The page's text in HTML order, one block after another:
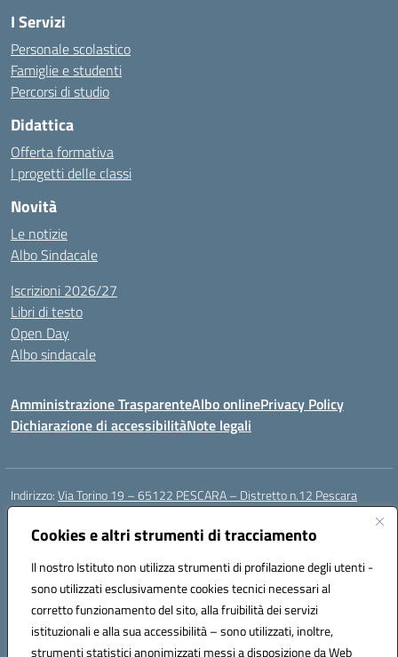
Cookies e altri strumenti di tracciamento
Il nostro Istituto non utilizza strumenti di profilazione degli utenti -
sono utilizzati esclusivamente cookies tecnici necessari al
corretto funzionamento del sito, alla fruibilità dei servizi
istituzionali e alla sua accessibilità – sono utilizzati, inoltre,
strumenti statistici anonimizzati messi a disposizione da Web
I Servizi
Personale scolastico
Famiglie e studenti
Percorsi di studio
Didattica
Offerta formativa
I progetti delle classi
Novità
Le notizie
Albo Sindacale
Iscrizioni 2026/27
Libri di testo
Open Day
Albo sindacale
Amministrazione TrasparenteAlbo onlinePrivacy Policy
Dichiarazione di accessibilitàNote legali
Indirizzo:Via Torino 19 – 65122 PESCARA – Distretto n.12 Pescara
Centralino:
Posta elettronica certificata (PEC):peic835007@pec.istruzione.it
Codice fiscale: 91117430685
Codice meccanografico:PEIC835007
Codice Indice delle Pubbliche Amministrazioni (IPA): istsc_peic835007
Codice unico di fatturazione (CUF): UFOT6R